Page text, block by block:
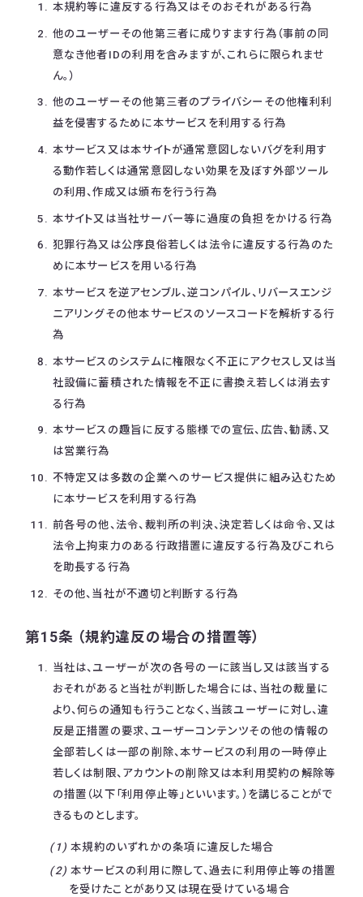
本規約等に違反する行為又はそのおそれがある行為
他のユーザーその他第三者に成りすます行為（事前の同
意なき他者IDの利用を含みますが、これらに限られませ
ん。）
他のユーザーその他第三者のプライバシーその他権利利
益を侵害するために本サービスを利用する行為
本サービス又は本サイトが通常意図しないバグを利用す
る動作若しくは通常意図しない効果を及ぼす外部ツール
の利用、作成又は頒布を行う行為
本サイト又は当社サーバー等に過度の負担をかける行為
犯罪行為又は公序良俗若しくは法令に違反する行為のた
めに本サービスを用いる行為
本サービスを逆アセンブル、逆コンパイル、リバースエンジ
ニアリングその他本サービスのソースコードを解析する行
為
本サービスのシステムに権限なく不正にアクセスし又は当
社設備に蓄積された情報を不正に書換え若しくは消去す
る行為
本サービスの趣旨に反する態様での宣伝、広告、勧誘、又
は営業行為
不特定又は多数の企業へのサービス提供に組み込むため
に本サービスを利用する行為
前各号の他、法令、裁判所の判決、決定若しくは命令、又は
法令上拘束力のある行政措置に違反する行為及びこれら
を助長する行為
その他、当社が不適切と判断する行為
第15条 （規約違反の場合の措置等）
当社は、ユーザーが次の各号の一に該当し又は該当する
おそれがあると当社が判断した場合には、当社の裁量に
より、何らの通知も行うことなく、当該ユーザーに対し、違
反是正措置の要求、ユーザーコンテンツその他の情報の
全部若しくは一部の削除、本サービスの利用の一時停止
若しくは制限、アカウントの削除又は本利用契約の解除等
の措置（以下「利用停止等」といいます。）を講じることがで
きるものとします。
本規約のいずれかの条項に違反した場合
本サービスの利用に際して、過去に利用停止等の措置
を受けたことがあり又は現在受けている場合